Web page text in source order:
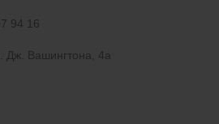
94 16
Дж. Вашингтона, 4а